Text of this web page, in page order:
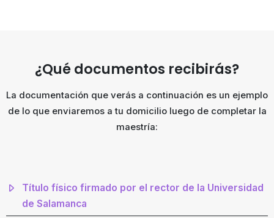
¿Qué documentos recibirás?
La documentación que verás a continuación es un ejemplo
de lo que enviaremos a tu domicilio luego de completar la
maestría:
Título físico firmado por el rector de la Universidad
de Salamanca